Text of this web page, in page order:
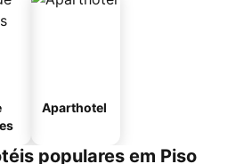
Aparthotel
populares em Piso